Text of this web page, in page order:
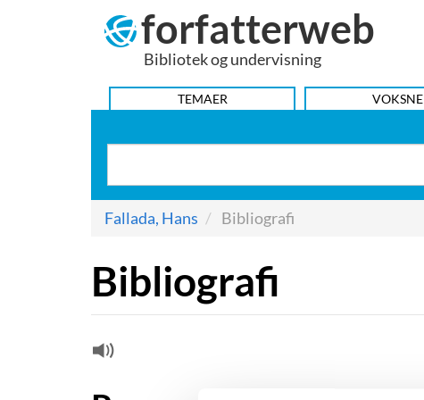
forfatterweb
Bibliotek og undervisning
HOVEDMENU
TEMAER VOKSNE
Fallada, Hans Bibliografi
Bibliografi